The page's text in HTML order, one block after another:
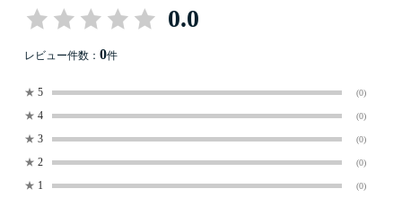
0.0
レビュー件数： 0件
★ 5 (0)
★ 4 (0)
★ 3 (0)
★ 2 (0)
★ 1 (0)